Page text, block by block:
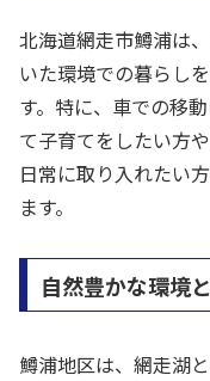
北海道網走市鱒浦は
いた環境での暮らし
す。特に、車での移
て子育てをしたい方
日常に取り入れたい
ます。
自然豊かな環境
鱒浦地区は、網走湖